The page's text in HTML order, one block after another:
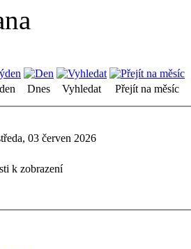
Dnes Vyhledat
Přejít na měsíc
03 červen 2026
k zobrazení